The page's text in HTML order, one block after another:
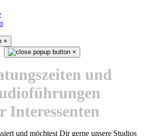
×
×
und
Interessenten
und möchtest Dir gerne unsere Studios